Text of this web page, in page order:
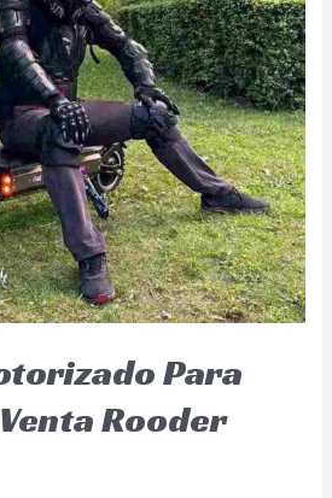
Para
Rooder